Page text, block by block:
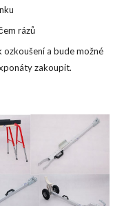
rázů
a bude možné
zakoupit.